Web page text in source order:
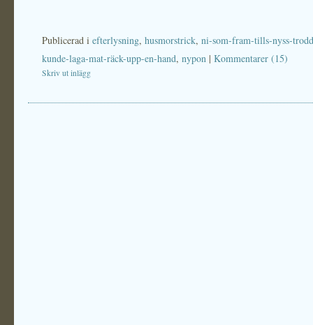
Publicerad i efterlysning, husmorstrick, ni-som-fram-tills-nyss-
kunde-laga-mat-räck-upp-en-hand, nypon | Kommentarer (15)
Skriv ut inlägg